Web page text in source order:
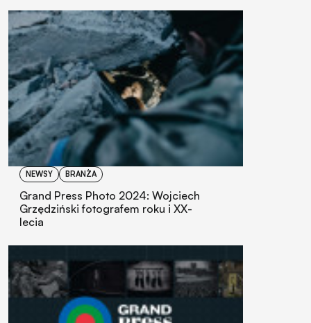
NEWSY BRANŻA
Grand Press Photo 2024: Wojciech
Grzędziński fotografem roku i XX-
lecia